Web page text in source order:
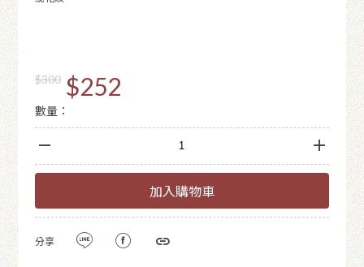
$300 $252
數量：
加入購物車
分享